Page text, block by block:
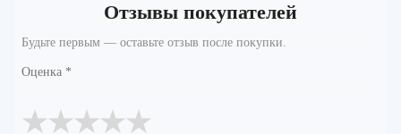
Отзывы покупателей
Будьте первым — оставьте отзыв после покупки.
Оценка *
★
★
★
★
★